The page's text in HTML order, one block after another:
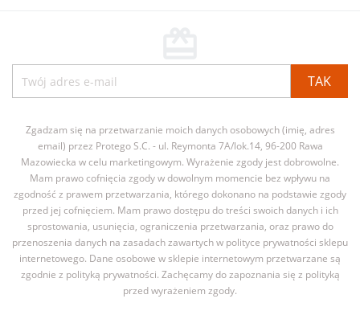
Zgadzam się na przetwarzanie moich danych osobowych (imię, adres
email) przez Protego S.C. - ul. Reymonta 7A/lok.14, 96-200 Rawa
Mazowiecka w celu marketingowym. Wyrażenie zgody jest dobrowolne.
Mam prawo cofnięcia zgody w dowolnym momencie bez wpływu na
zgodność z prawem przetwarzania, którego dokonano na podstawie zgody
przed jej cofnięciem. Mam prawo dostępu do treści swoich danych i ich
sprostowania, usunięcia, ograniczenia przetwarzania, oraz prawo do
przenoszenia danych na zasadach zawartych w polityce prywatności sklepu
internetowego. Dane osobowe w sklepie internetowym przetwarzane są
zgodnie z polityką prywatności. Zachęcamy do zapoznania się z polityką
przed wyrażeniem zgody.